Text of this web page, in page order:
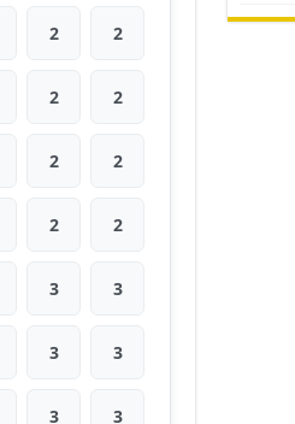
2 2
2 2
2 2
2 2
3 3
3 3
3 3